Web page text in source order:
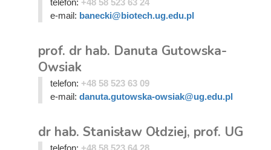
telefon: +48 58 523 63 24
e-mail: banecki@biotech.ug.edu.pl
prof. dr hab. Danuta Gutowska-
Owsiak
telefon: +48 58 523 63 09
e-mail: danuta.gutowska-owsiak@ug.edu.pl
dr hab. Stanisław Ołdziej, prof. UG
telefon: +48 58 523 64 28